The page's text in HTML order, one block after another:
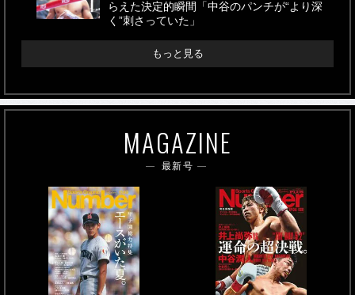
らえた決定的瞬間「中谷のパンチが“より深
く”刺さっていた」
もっと見る
MAGAZINE
最新号